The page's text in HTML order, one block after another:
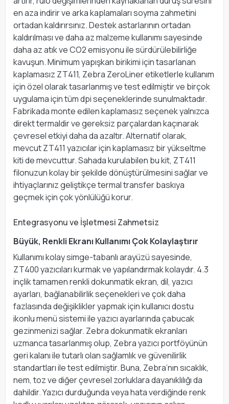
en aza indirir ve arka kaplamaları soyma zahmetini
ortadan kaldırırsınız. Destek astarlarının ortadan
kaldırılması ve daha az malzeme kullanımı sayesinde
daha az atık ve CO2 emisyonu ile sürdürülebilirliğe
kavuşun. Minimum yapışkan birikimi için tasarlanan
kaplamasız ZT411, Zebra ZeroLiner etiketlerle kullanım
için özel olarak tasarlanmış ve test edilmiştir ve birçok
uygulama için tüm dpi seçeneklerinde sunulmaktadır.
Fabrikada monte edilen kaplamasız seçenek yalnızca
direkt termaldir ve gereksiz parçalardan kaçınarak
çevresel etkiyi daha da azaltır. Alternatif olarak,
mevcut ZT411 yazıcılar için kaplamasız bir yükseltme
kiti de mevcuttur. Sahada kurulabilen bu kit, ZT411
filonuzun kolay bir şekilde dönüştürülmesini sağlar ve
ihtiyaçlarınız geliştikçe termal transfer baskıya
geçmek için çok yönlülüğü korur.
Entegrasyonu ve İşletmesi Zahmetsiz
Büyük, Renkli Ekranı Kullanımı Çok Kolaylaştırır
Kullanımı kolay simge-tabanlı arayüzü sayesinde,
ZT400 yazıcıları kurmak ve yapılandırmak kolaydır. 4.3
inçlik tamamen renkli dokunmatik ekran, dil, yazıcı
ayarları, bağlanabilirlik seçenekleri ve çok daha
fazlasında değişiklikler yapmak için kullanıcı dostu
ikonlu menü sistemi ile yazıcı ayarlarında çabucak
gezinmenizi sağlar. Zebra dokunmatik ekranları
uzmanca tasarlanmış olup, Zebra yazıcı portföyünün
geri kalanı ile tutarlı olan sağlamlık ve güvenilirlik
standartları ile test edilmiştir. Buna, Zebra’nın sıcaklık,
nem, toz ve diğer çevresel zorluklara dayanıklılığı da
dahildir. Yazıcı durduğunda veya hata verdiğinde renk